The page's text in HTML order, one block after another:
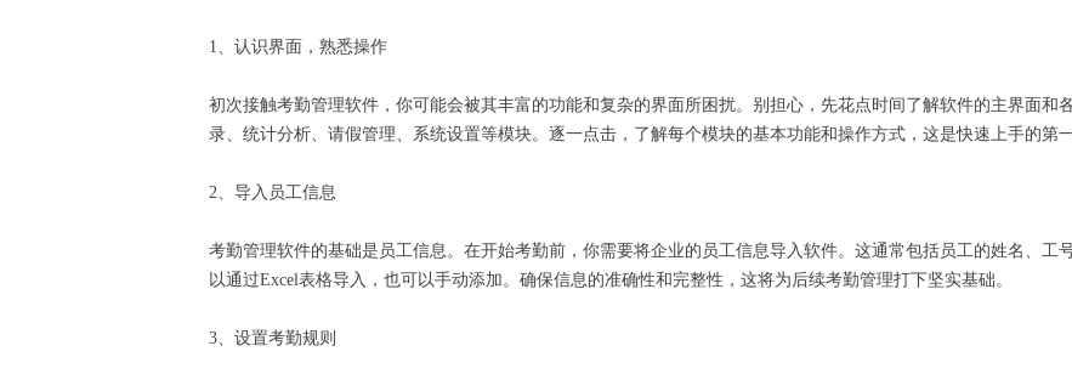
1、认识界面，熟悉操作
初次接触考勤管理软件，你可能会被其丰富的功能和复杂的界面所困扰。别担心，先花点时间了解软件的主界面和
录、统计分析、请假管理、系统设置等模块。逐一点击，了解每个模块的基本功能和操作方式，这是快速上手的第
2、导入员工信息
考勤管理软件的基础是员工信息。在开始考勤前，你需要将企业的员工信息导入软件。这通常包括员工的姓名、工
以通过Excel表格导入，也可以手动添加。确保信息的准确性和完整性，这将为后续考勤管理打下坚实基础。
3、设置考勤规则